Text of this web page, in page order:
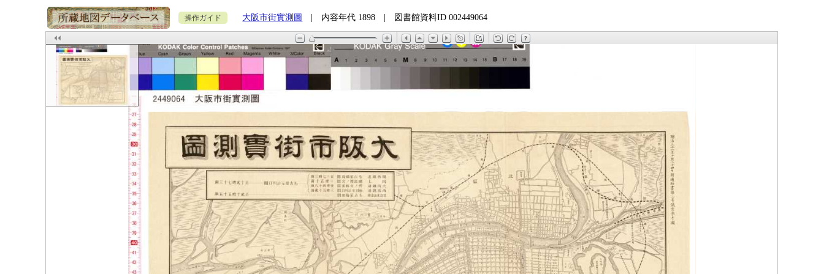
操作ガイド 大阪市街實測圖 | 内容年代 1898 | 図書館資料ID 002449064